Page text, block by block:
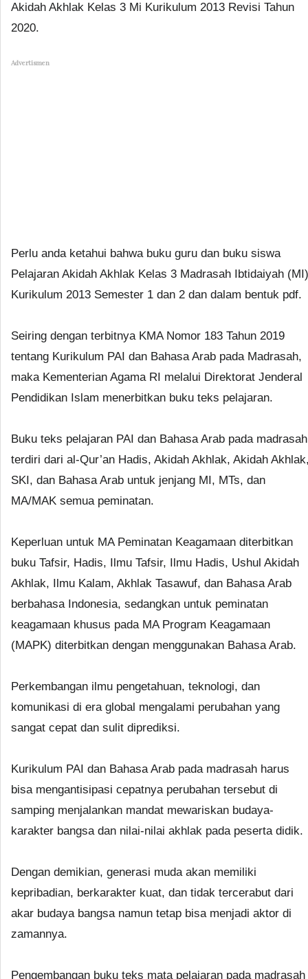
Akidah Akhlak Kelas 3 Mi Kurikulum 2013 Revisi Tahun
2020.
Advertismen
Perlu anda ketahui bahwa buku guru dan buku siswa
Pelajaran Akidah Akhlak Kelas 3 Madrasah Ibtidaiyah (MI)
Kurikulum 2013 Semester 1 dan 2 dan dalam bentuk pdf.
Seiring dengan terbitnya KMA Nomor 183 Tahun 2019
tentang Kurikulum PAI dan Bahasa Arab pada Madrasah,
maka Kementerian Agama RI melalui Direktorat Jenderal
Pendidikan Islam menerbitkan buku teks pelajaran.
Buku teks pelajaran PAI dan Bahasa Arab pada madrasah
terdiri dari al-Qur’an Hadis, Akidah Akhlak, Akidah
SKI, dan Bahasa Arab untuk jenjang MI, MTs, dan
MA/MAK semua peminatan.
Keperluan untuk MA Peminatan Keagamaan diterbitkan
buku Tafsir, Hadis, Ilmu Tafsir, Ilmu Hadis, Ushul Akidah
Akhlak, Ilmu Kalam, Akhlak Tasawuf, dan Bahasa Arab
berbahasa Indonesia, sedangkan untuk peminatan
keagamaan khusus pada MA Program Keagamaan
(MAPK) diterbitkan dengan menggunakan Bahasa Arab.
Perkembangan ilmu pengetahuan, teknologi, dan
komunikasi di era global mengalami perubahan yang
sangat cepat dan sulit diprediksi.
Kurikulum PAI dan Bahasa Arab pada madrasah harus
bisa mengantisipasi cepatnya perubahan tersebut di
samping menjalankan mandat mewariskan budaya-
karakter bangsa dan nilai-nilai akhlak pada peserta didik.
Dengan demikian, generasi muda akan memiliki
kepribadian, berkarakter kuat, dan tidak tercerabut dari
akar budaya bangsa namun tetap bisa menjadi aktor di
zamannya.
Pengembangan buku teks mata pelajaran pada madrasah